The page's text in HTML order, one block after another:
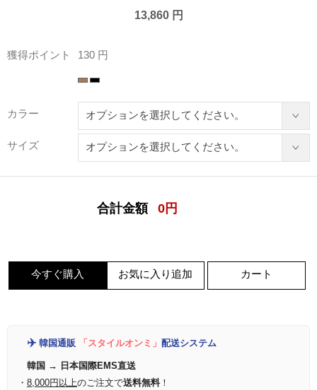
13,860 円
獲得ポイント 130 円
カラー
サイズ
合計金額 0 円
今すぐ購入 お気に入り追加 カート
✈️ 韓国通販 「スタイルオンミ」 配送システム
韓国 → 日本国際EMS直送
・ 8,000円以上のご注文で送料無料！